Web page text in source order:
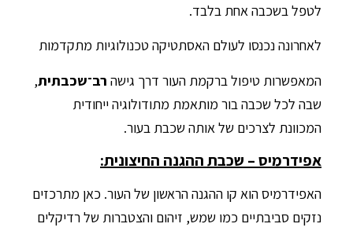
לטפל בשכבה אחת בלבד.
לאחרונה נכנסו לעולם האסתטיקה טכנולוגיות מתקדמות
המאפשרות טיפול ברקמת העור דרך גישה רב־שכבתית,
שבה לכל שכבה בור מותאמת מתודולוגיה ייחודית
המכוונת לצרכים של אותה שכבת בעור.
אפידרמיס – שכבת ההגנה החיצונית:
האפידרמיס הוא קו ההגנה הראשון של העור. כאן מתרכזים
נזקים סביבתיים כמו שמש, זיהום והצטברות של רדיקלים